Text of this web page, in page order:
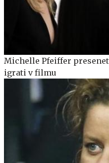
Michelle Pfeiffer
igrati v filmu